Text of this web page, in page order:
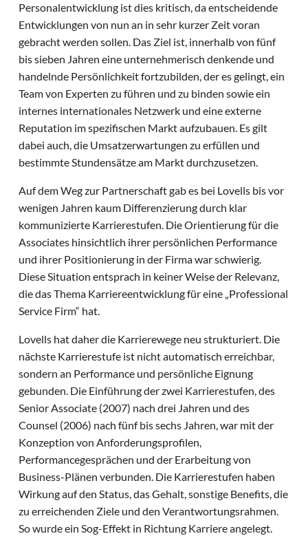
Personalentwicklung ist dies kritisch, da entscheidende
Entwicklungen von nun an in sehr kurzer Zeit voran
gebracht werden sollen. Das Ziel ist, innerhalb von fünf
bis sieben Jahren eine unternehmerisch denkende und
handelnde Persönlichkeit fortzubilden, der es gelingt, ein
Team von Experten zu führen und zu binden sowie ein
internes internationales Netzwerk und eine externe
Reputation im spezifischen Markt aufzubauen. Es gilt
dabei auch, die Umsatzerwartungen zu erfüllen und
bestimmte Stundensätze am Markt durchzusetzen.
Auf dem Weg zur Partnerschaft gab es bei Lovells bis vor
wenigen Jahren kaum Differenzierung durch klar
kommunizierte Karrierestufen. Die Orientierung für die
Associates hinsichtlich ihrer persönlichen Performance
und ihrer Positionierung in der Firma war schwierig.
Diese Situation entsprach in keiner Weise der Relevanz,
die das Thema Karriereentwicklung für eine „Professional
Service Firm“ hat.
Lovells hat daher die Karrierewege neu strukturiert. Die
nächste Karrierestufe ist nicht automatisch erreichbar,
sondern an Performance und persönliche Eignung
gebunden. Die Einführung der zwei Karrierestufen, des
Senior Associate (2007) nach drei Jahren und des
Counsel (2006) nach fünf bis sechs Jahren, war mit der
Konzeption von Anforderungsprofilen,
Performancegesprächen und der Erarbeitung von
Business-Plänen verbunden. Die Karrierestufen haben
Wirkung auf den Status, das Gehalt, sonstige Benefits, die
zu erreichenden Ziele und den Verantwortungsrahmen.
So wurde ein Sog-Effekt in Richtung Karriere angelegt.